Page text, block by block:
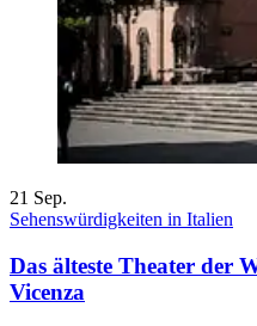
21 Sep.
Sehenswürdigkeiten in Italien
Das älteste Theater der
Vicenza